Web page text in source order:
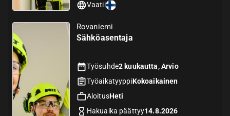
Vaatii
Rovaniemi
Sähköasentaja
Työsuhde2 kuukautta, Arvio
TyöaikatyyppiKokoaikainen
AloitusHeti
Hakuaika päättyy14.8.2026